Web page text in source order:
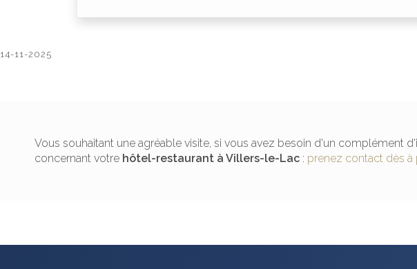
14-11-2025
Vous souhaitant une agréable visite, si vous avez besoin d'un complément
concernant votre hôtel-restaurant à Villers-le-Lac : prenez contact dès à